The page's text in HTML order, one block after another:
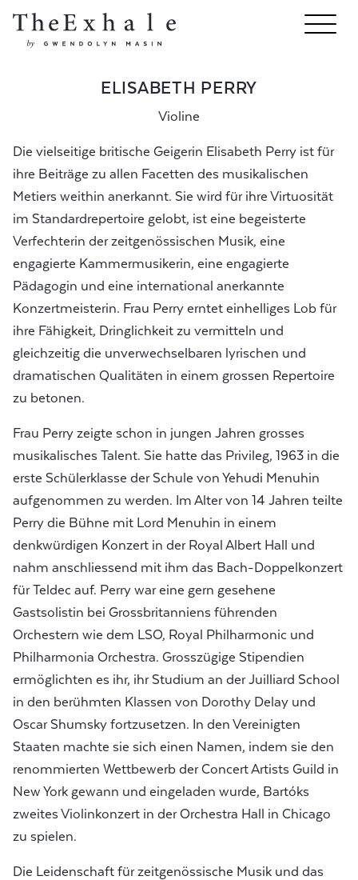
ELISABETH PERRY
Violine
Die vielseitige britische Geigerin Elisabeth Perry ist für
ihre Beiträge zu allen Facetten des musikalischen
Metiers weithin anerkannt. Sie wird für ihre Virtuosität
im Standardrepertoire gelobt, ist eine begeisterte
Verfechterin der zeitgenössischen Musik, eine
engagierte Kammermusikerin, eine engagierte
Pädagogin und eine international anerkannte
Konzertmeisterin. Frau Perry erntet einhelliges Lob für
ihre Fähigkeit, Dringlichkeit zu vermitteln und
gleichzeitig die unverwechselbaren lyrischen und
dramatischen Qualitäten in einem grossen Repertoire
zu betonen.
Frau Perry zeigte schon in jungen Jahren grosses
musikalisches Talent. Sie hatte das Privileg, 1963 in die
erste Schülerklasse der Schule von Yehudi Menuhin
aufgenommen zu werden. Im Alter von 14 Jahren teilte
Perry die Bühne mit Lord Menuhin in einem
denkwürdigen Konzert in der Royal Albert Hall und
nahm anschliessend mit ihm das Bach-Doppelkonzert
für Teldec auf. Perry war eine gern gesehene
Gastsolistin bei Grossbritanniens führenden
Orchestern wie dem LSO, Royal Philharmonic und
Philharmonia Orchestra. Grosszügige Stipendien
ermöglichten es ihr, ihr Studium an der Juilliard School
in den berühmten Klassen von Dorothy Delay und
Oscar Shumsky fortzusetzen. In den Vereinigten
Staaten machte sie sich einen Namen, indem sie den
renommierten Wettbewerb der Concert Artists Guild in
New York gewann und eingeladen wurde, Bartóks
zweites Violinkonzert in der Orchestra Hall in Chicago
zu spielen.
Die Leidenschaft für zeitgenössische Musik und das